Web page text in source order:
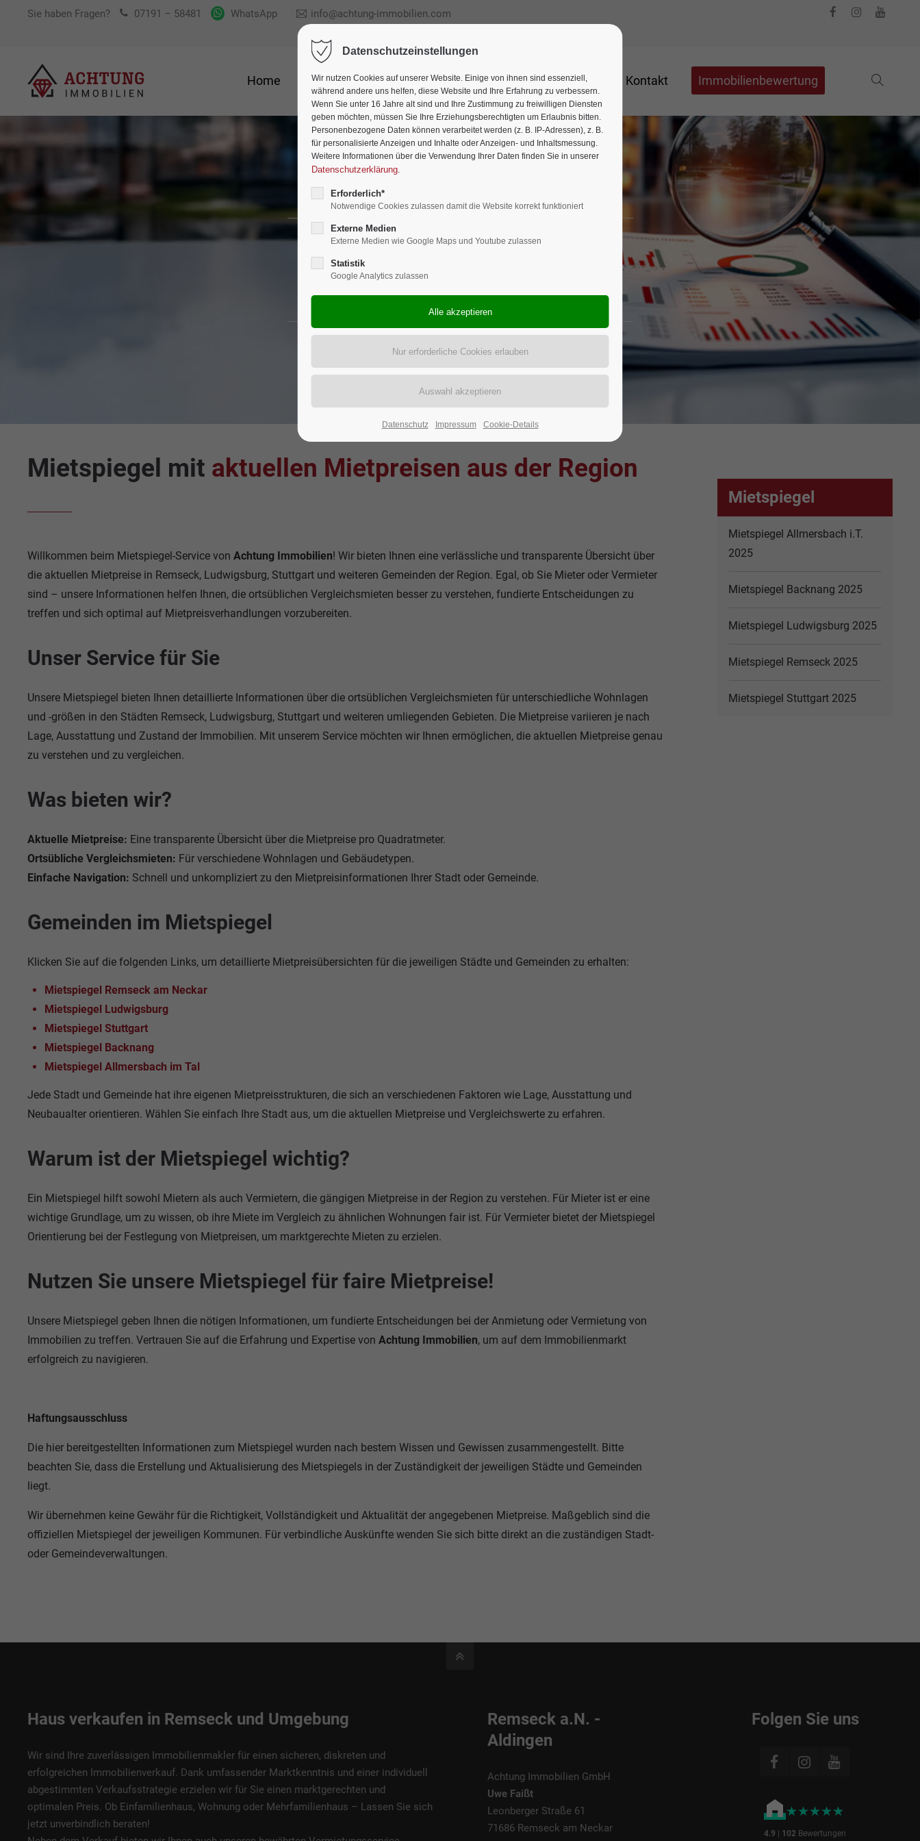
Sie haben Fragen? 07191 – 58481 WhatsApp info@achtung-immobilien.com
Home Immobilien Praxiswissen Über mich Service Kontakt Immobilienbewertung
Aktuelle Mietspiegel
Mietspiegel mit aktuellen Mietpreisen aus der Region
Willkommen beim Mietspiegel-Service von Achtung Immobilien! Wir bieten Ihnen eine verlässliche und transparente Übersicht über
die aktuellen Mietpreise in Remseck, Ludwigsburg, Stuttgart und weiteren Gemeinden der Region. Egal, ob Sie Mieter oder Vermieter
sind – unsere Informationen helfen Ihnen, die ortsüblichen Vergleichsmieten besser zu verstehen, fundierte Entscheidungen zu
treffen und sich optimal auf Mietpreisverhandlungen vorzubereiten.
Unser Service für Sie
Unsere Mietspiegel bieten Ihnen detaillierte Informationen über die ortsüblichen Vergleichsmieten für unterschiedliche Wohnlagen
und -größen in den Städten Remseck, Ludwigsburg, Stuttgart und weiteren umliegenden Gebieten. Die Mietpreise variieren je nach
Lage, Ausstattung und Zustand der Immobilien. Mit unserem Service möchten wir Ihnen ermöglichen, die aktuellen Mietpreise genau
zu verstehen und zu vergleichen.
Was bieten wir?
Aktuelle Mietpreise: Eine transparente Übersicht über die Mietpreise pro Quadratmeter.
Ortsübliche Vergleichsmieten: Für verschiedene Wohnlagen und Gebäudetypen.
Einfache Navigation: Schnell und unkompliziert zu den Mietpreisinformationen Ihrer Stadt oder Gemeinde.
Gemeinden im Mietspiegel
Klicken Sie auf die folgenden Links, um detaillierte Mietpreisübersichten für die jeweiligen Städte und Gemeinden zu erhalten:
Mietspiegel Remseck am Neckar
Mietspiegel Ludwigsburg
Mietspiegel Stuttgart
Mietspiegel Backnang
Mietspiegel Allmersbach im Tal
Jede Stadt und Gemeinde hat ihre eigenen Mietpreisstrukturen, die sich an verschiedenen Faktoren wie Lage, Ausstattung und
Neubaualter orientieren. Wählen Sie einfach Ihre Stadt aus, um die aktuellen Mietpreise und Vergleichswerte zu erfahren.
Warum ist der Mietspiegel wichtig?
Ein Mietspiegel hilft sowohl Mietern als auch Vermietern, die gängigen Mietpreise in der Region zu verstehen. Für Mieter ist er eine
wichtige Grundlage, um zu wissen, ob ihre Miete im Vergleich zu ähnlichen Wohnungen fair ist. Für Vermieter bietet der Mietspiegel
Orientierung bei der Festlegung von Mietpreisen, um marktgerechte Mieten zu erzielen.
Nutzen Sie unsere Mietspiegel für faire Mietpreise!
Unsere Mietspiegel geben Ihnen die nötigen Informationen, um fundierte Entscheidungen bei der Anmietung oder Vermietung von
Immobilien zu treffen. Vertrauen Sie auf die Erfahrung und Expertise von Achtung Immobilien, um auf dem Immobilienmarkt
erfolgreich zu navigieren.
Haftungsausschluss
Die hier bereitgestellten Informationen zum Mietspiegel wurden nach bestem Wissen und Gewissen zusammengestellt. Bitte
beachten Sie, dass die Erstellung und Aktualisierung des Mietspiegels in der Zuständigkeit der jeweiligen Städte und Gemeinden
liegt.
Wir übernehmen keine Gewähr für die Richtigkeit, Vollständigkeit und Aktualität der angegebenen Mietpreise. Maßgeblich sind die
offiziellen Mietspiegel der jeweiligen Kommunen. Für verbindliche Auskünfte wenden Sie sich bitte direkt an die zuständigen Stadt-
oder Gemeindeverwaltungen.
Mietspiegel
Mietspiegel Allmersbach i.T.
2025
Mietspiegel Backnang 2025
Mietspiegel Ludwigsburg 2025
Mietspiegel Remseck 2025
Mietspiegel Stuttgart 2025
Haus verkaufen in Remseck und Umgebung
Wir sind Ihre zuverlässigen Immobilienmakler für einen sicheren, diskreten und
erfolgreichen Immobilienverkauf. Dank umfassender Marktkenntnis und einer individuell
abgestimmten Verkaufsstrategie erzielen wir für Sie einen marktgerechten und
optimalen Preis. Ob Einfamilienhaus, Wohnung oder Mehrfamilienhaus – Lassen Sie sich
jetzt unverbindlich beraten!
Remseck a.N. -
Aldingen
Achtung Immobilien GmbH
Uwe Faißt
Leonberger Straße 61
71686 Remseck am Neckar
Folgen Sie uns
★★★★★
★★★★★
4.9 | 102 Bewertungen
Datenschutzeinstellungen
Wir nutzen Cookies auf unserer Website. Einige von ihnen sind essenziell,
während andere uns helfen, diese Website und Ihre Erfahrung zu verbessern.
Wenn Sie unter 16 Jahre alt sind und Ihre Zustimmung zu freiwilligen Diensten
geben möchten, müssen Sie Ihre Erziehungsberechtigten um Erlaubnis bitten.
Personenbezogene Daten können verarbeitet werden (z. B. IP-Adressen), z. B.
für personalisierte Anzeigen und Inhalte oder Anzeigen- und Inhaltsmessung.
Weitere Informationen über die Verwendung Ihrer Daten finden Sie in unserer
Datenschutzerklärung.
Erforderlich*
Notwendige Cookies zulassen damit die Website korrekt funktioniert
Externe Medien
Externe Medien wie Google Maps und Youtube zulassen
Statistik
Google Analytics zulassen
Datenschutz Impressum Cookie-Details